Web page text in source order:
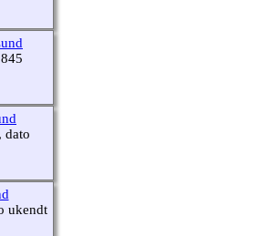
dato
ukendt